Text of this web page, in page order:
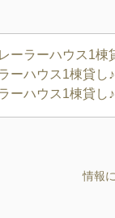
ーラーハウス1
ーハウス1棟貸し
情報